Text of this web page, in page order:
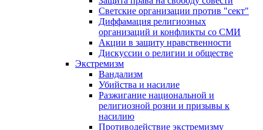
Светские организации против "сект"
Диффамация религиозных
организаций и конфликты со СМИ
Акции в защиту нравственности
Дискуссии о религии и обществе
Экстремизм
Вандализм
Убийства и насилие
Разжигание национальной и
религиозной розни и призывы к
насилию
Противодействие экстремизму